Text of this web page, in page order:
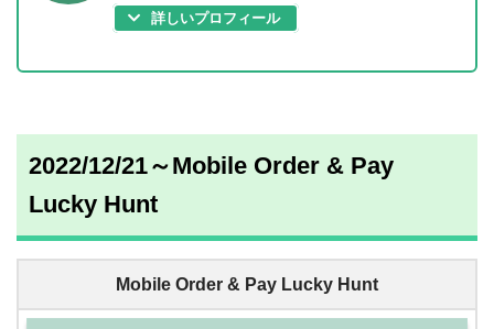
詳しいプロフィール
2022/12/21～Mobile Order & Pay
Lucky Hunt
Mobile Order & Pay Lucky Hunt